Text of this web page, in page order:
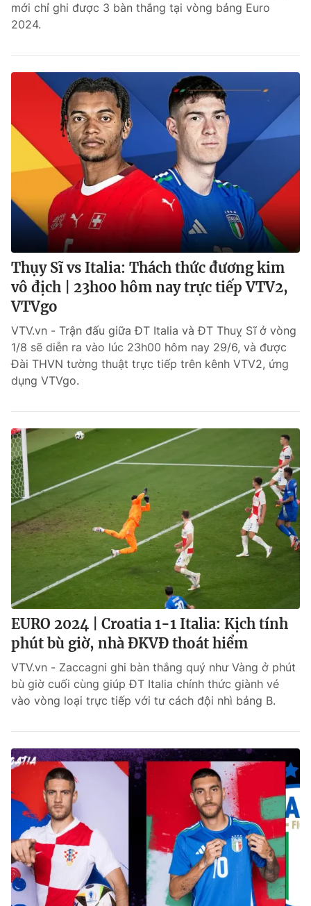
mới chỉ ghi được 3 bàn thắng tại vòng bảng Euro
2024.
Thụy Sĩ vs Italia: Thách thức đương kim
vô địch | 23h00 hôm nay trực tiếp VTV2,
VTVgo
VTV.vn - Trận đấu giữa ĐT Italia và ĐT Thuỵ Sĩ ở vòng
1/8 sẽ diễn ra vào lúc 23h00 hôm nay 29/6, và được
Đài THVN tường thuật trực tiếp trên kênh VTV2, ứng
dụng VTVgo.
EURO 2024 | Croatia 1-1 Italia: Kịch tính
phút bù giờ, nhà ĐKVĐ thoát hiểm
VTV.vn - Zaccagni ghi bàn thắng quý như Vàng ở phút
bù giờ cuối cùng giúp ĐT Italia chính thức giành vé
vào vòng loại trực tiếp với tư cách đội nhì bảng B.